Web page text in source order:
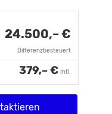
24.500,– €
Differenzbesteuert
379,– € mtl.